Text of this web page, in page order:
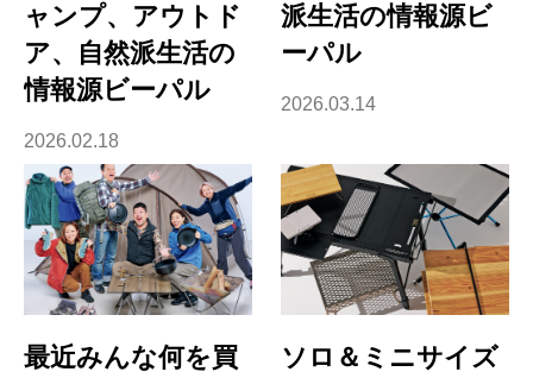
ャンプ、アウトド
ア、自然派生活の
情報源ビーパル
2026.02.18
派生活の情報源ビ
ーパル
2026.03.14
最近みんな何を買
ソロ＆ミニサイズ